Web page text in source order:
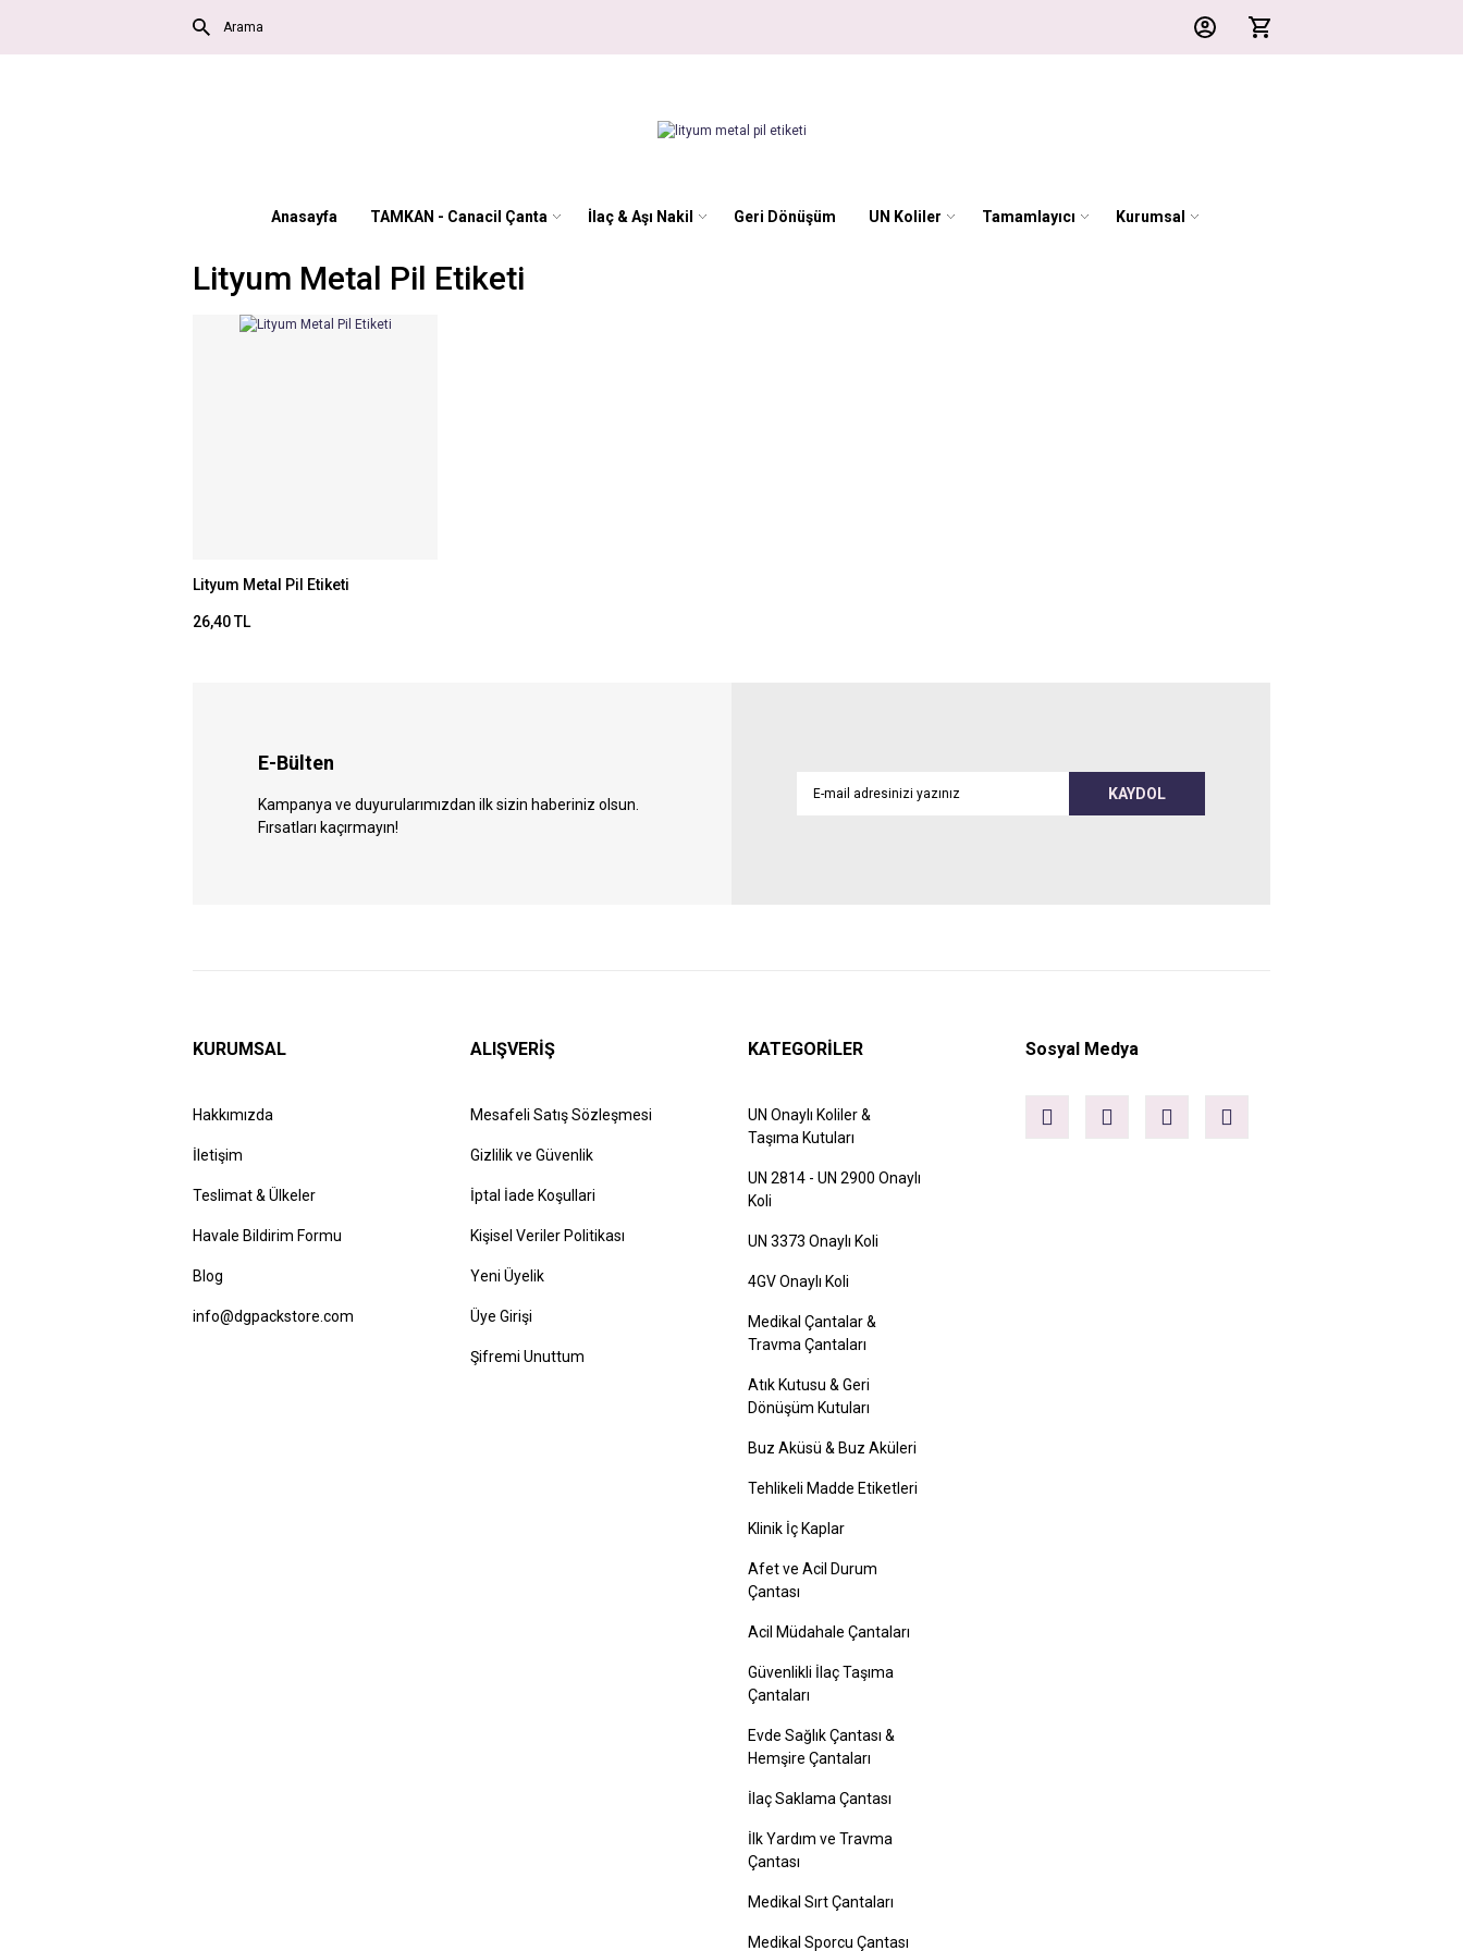
Anasayfa TAMKAN - Canacil Çanta İlaç & Aşı Nakil Geri Dönüşüm UN Koliler Tamamlayıcı Kurumsal
Lityum Metal Pil Etiketi
Lityum Metal Pil Etiketi
26,40 TL
E-Bülten
Kampanya ve duyurularımızdan ilk sizin haberiniz olsun.
Fırsatları kaçırmayın!
KAYDOL
KURUMSAL
Hakkımızda
İletişim
Teslimat & Ülkeler
Havale Bildirim Formu
Blog
info@dgpackstore.com
ALIŞVERİŞ
Mesafeli Satış Sözleşmesi
Gizlilik ve Güvenlik
İptal İade Koşullari
Kişisel Veriler Politikası
Yeni Üyelik
Üye Girişi
Şifremi Unuttum
KATEGORİLER
UN Onaylı Koliler &
Taşıma Kutuları
UN 2814 - UN 2900 Onaylı
Koli
UN 3373 Onaylı Koli
4GV Onaylı Koli
Medikal Çantalar &
Travma Çantaları
Atık Kutusu & Geri
Dönüşüm Kutuları
Buz Aküsü & Buz Aküleri
Tehlikeli Madde Etiketleri
Klinik İç Kaplar
Afet ve Acil Durum
Çantası
Acil Müdahale Çantaları
Güvenlikli İlaç Taşıma
Çantaları
Evde Sağlık Çantası &
Hemşire Çantaları
İlaç Saklama Çantası
İlk Yardım ve Travma
Çantası
Medikal Sırt Çantaları
Medikal Sporcu Çantası
Sosyal Medya